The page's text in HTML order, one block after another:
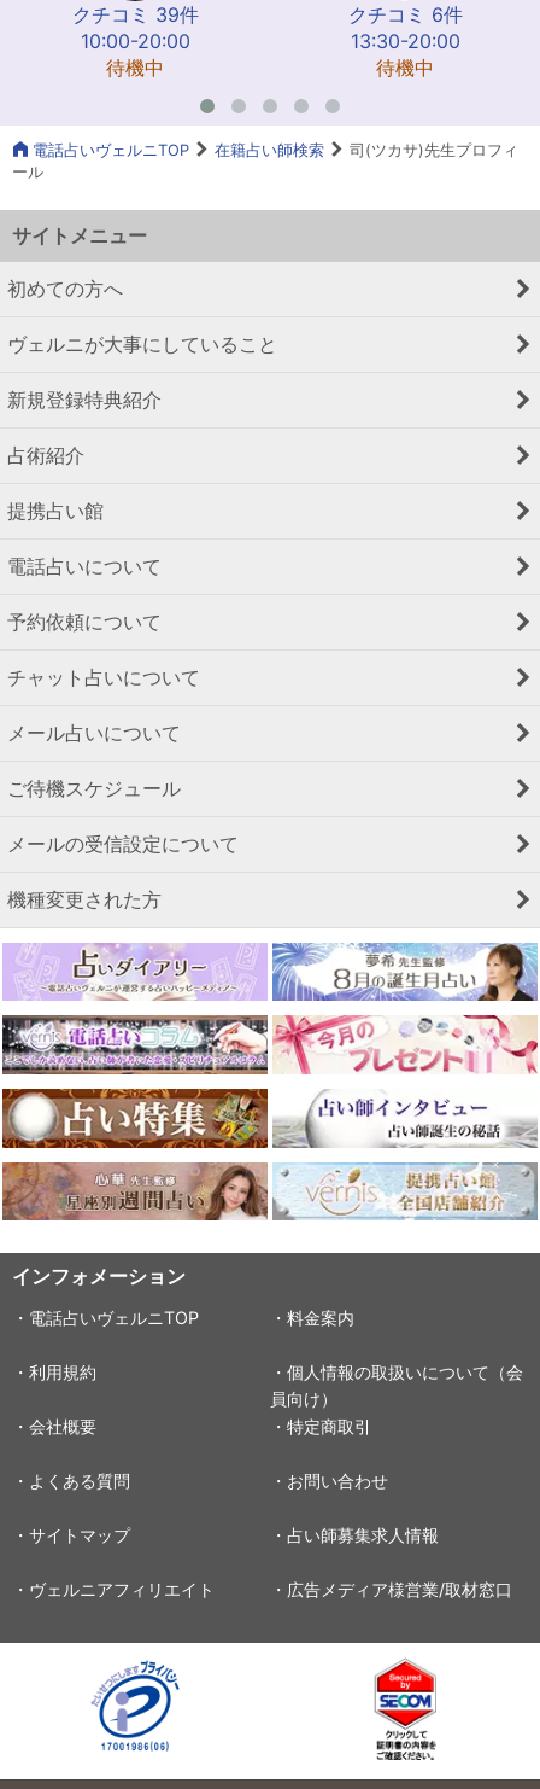
クチコミ 39件
10:00-20:00
待機中
クチコミ 6件
13:30-20:00
待機中
電話占いヴェルニTOP 在籍占い師検索
司(ツカサ)先生プロフィ
ール
サイトメニュー
初めての方へ
ヴェルニが大事にしていること
新規登録特典紹介
占術紹介
提携占い館
電話占いについて
予約依頼について
チャット占いについて
メール占いについて
ご待機スケジュール
メールの受信設定について
機種変更された方
インフォメーション
・電話占いヴェルニTOP ・料金案内
・利用規約
・個人情報の取扱いについて（会
員向け）
・会社概要
・特定商取引
・よくある質問 ・お問い合わせ
・サイトマップ ・占い師募集求人情報
・ヴェルニアフィリエイト ・広告メディア様営業/取材窓口